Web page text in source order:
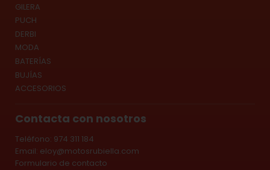
GILERA
PUCH
DERBI
MODA
BATERÍAS
BUJÍAS
ACCESORIOS
Contacta con nosotros
Teléfono: 974 311 184
Email: eloy@motosrubiella.com
Formulario de contacto